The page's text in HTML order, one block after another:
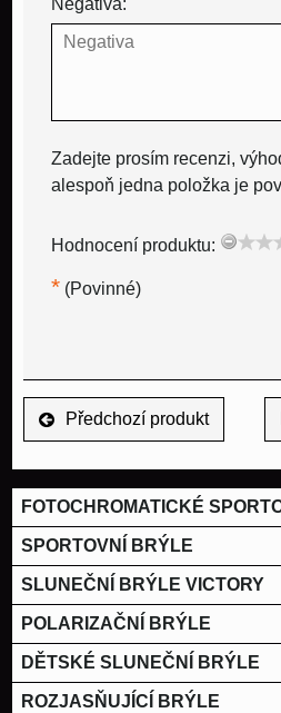
Negativa:
Zadejte prosím recenzi,
alespoň jedna položka je
Hodnocení produktu:
* (Povinné)
Předchozí produkt
FOTOCHROMATICKÉ
SPORTOVNÍ BRÝLE
SLUNEČNÍ BRÝLE VICTORY
POLARIZAČNÍ BRÝLE
DĚTSKÉ SLUNEČNÍ BRÝLE
ROZJASŇUJÍCÍ BRÝLE